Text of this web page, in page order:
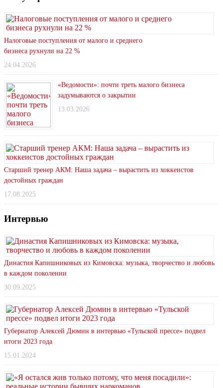
Налоговые поступления от малого и среднего
бизнеса рухнули на 22 %
24.04.2026
«Ведомости»: почти треть малого бизнеса
задумываются о закрытии
13.03.2026
Старший тренер АКМ: Наша задача – вырастить из хоккеистов
достойных граждан
17.08.2025
Интервью
Династия Капишниковых из Кимовска: музыка, творчество и любовь
в каждом поколении
30.09.2025
Губернатор Алексей Дюмин в интервью «Тульской прессе» подвел
итоги 2023 года
15.01.2024